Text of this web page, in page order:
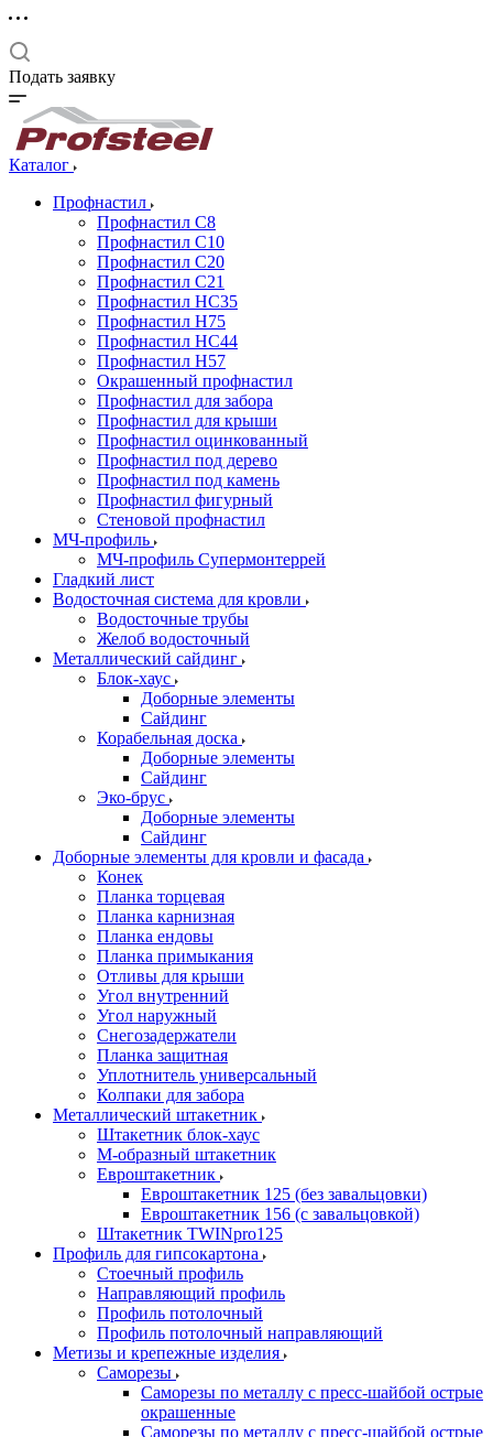
Подать заявку
Каталог
Профнастил
Профнастил С8
Профнастил С10
Профнастил С20
Профнастил С21
Профнастил НС35
Профнастил Н75
Профнастил HC44
Профнастил Н57
Окрашенный профнастил
Профнастил для забора
Профнастил для крыши
Профнастил оцинкованный
Профнастил под дерево
Профнастил под камень
Профнастил фигурный
Стеновой профнастил
МЧ-профиль
МЧ-профиль Супермонтеррей
Гладкий лист
Водосточная система для кровли
Водосточные трубы
Желоб водосточный
Металлический сайдинг
Блок-хаус
Доборные элементы
Сайдинг
Корабельная доска
Доборные элементы
Сайдинг
Эко-брус
Доборные элементы
Сайдинг
Доборные элементы для кровли и фасада
Конек
Планка торцевая
Планка карнизная
Планка ендовы
Планка примыкания
Отливы для крыши
Угол внутренний
Угол наружный
Снегозадержатели
Планка защитная
Уплотнитель универсальный
Колпаки для забора
Металлический штакетник
Штакетник блок-хаус
М-образный штакетник
Евроштакетник
Евроштакетник 125 (без завальцовки)
Евроштакетник 156 (с завальцовкой)
Штакетник TWINpro125
Профиль для гипсокартона
Стоечный профиль
Направляющий профиль
Профиль потолочный
Профиль потолочный направляющий
Метизы и крепежные изделия
Саморезы
Саморезы по металлу с пресс-шайбой острые
окрашенные
Саморезы по металлу с пресс-шайбой острые